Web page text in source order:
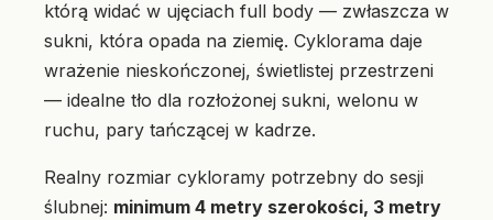
którą widać w ujęciach full body — zwłaszcza w
sukni, która opada na ziemię. Cyklorama daje
wrażenie nieskończonej, świetlistej przestrzeni
— idealne tło dla rozłożonej sukni, welonu w
ruchu, pary tańczącej w kadrze.
Realny rozmiar cykloramy potrzebny do sesji
ślubnej: minimum 4 metry szerokości, 3 metry